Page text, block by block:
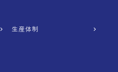
生産体制